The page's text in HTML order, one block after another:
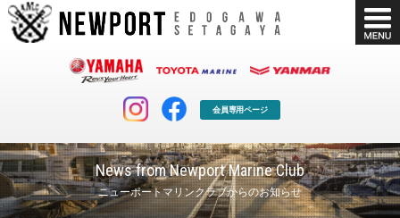
会員専用ページ
News from Newport Marine Club
ニューポートマリンクラブからのお知らせ